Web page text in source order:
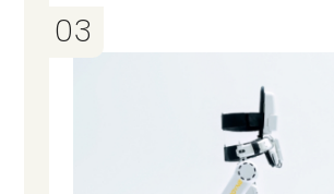
03